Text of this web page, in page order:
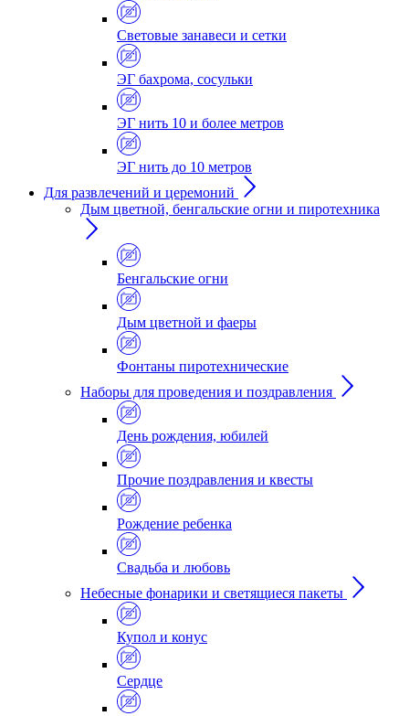
Световые занавеси и сетки
ЭГ бахрома, сосульки
ЭГ нить 10 и более метров
ЭГ нить до 10 метров
Для развлечений и церемоний
Дым цветной, бенгальские огни и пиротехника
Бенгальские огни
Дым цветной и фаеры
Фонтаны пиротехнические
Наборы для проведения и поздравления
День рождения, юбилей
Прочие поздравления и квесты
Рождение ребенка
Свадьба и любовь
Небесные фонарики и светящиеся пакеты
Купол и конус
Сердце